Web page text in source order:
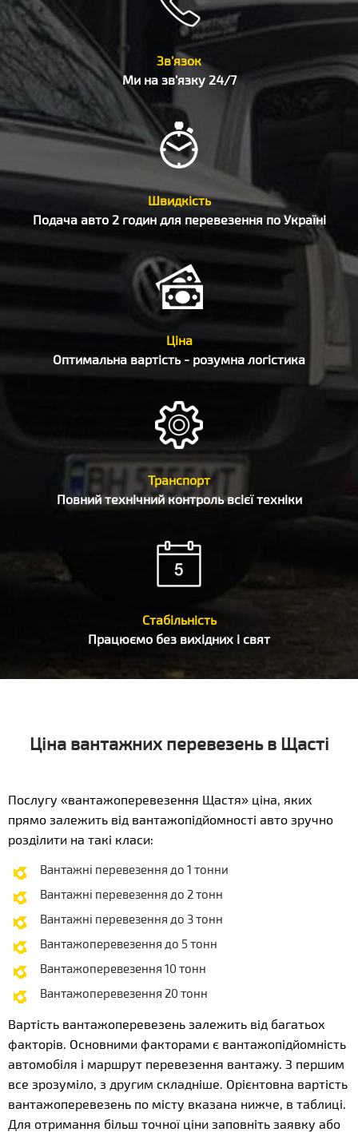
Зв'язок
Ми на зв'язку 24/7
Швидкість
Подача авто 2 годин для перевезення по Україні
Ціна
Оптимальна вартість - розумна логістика
Транспорт
Повний технічний контроль всієї техніки
Стабільність
Працюємо без вихідних і свят
Ціна вантажних перевезень в Щасті
Послугу «вантажоперевезення Щастя» ціна, яких
прямо залежить від вантажопідйомності авто зручно
розділити на такі класи:
Вантажні перевезення до 1 тонни
Вантажні перевезення до 2 тонн
Вантажні перевезення до 3 тонн
Вантажоперевезення до 5 тонн
Вантажоперевезення 10 тонн
Вантажоперевезення 20 тонн
Вартість вантажоперевезень залежить від багатьох
факторів. Основними факторами є вантажопідйомність
автомобіля і маршрут перевезення вантажу. З першим
все зрозуміло, з другим складніше. Орієнтовна вартість
вантажоперевезень по місту вказана нижче, в таблиці.
Для отримання більш точної ціни заповніть заявку або